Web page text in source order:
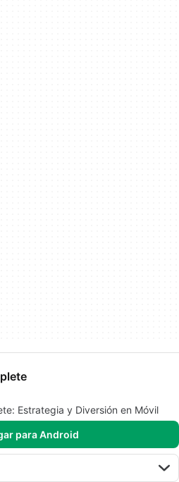
Estrategia y Diversión en Móvil
para Android